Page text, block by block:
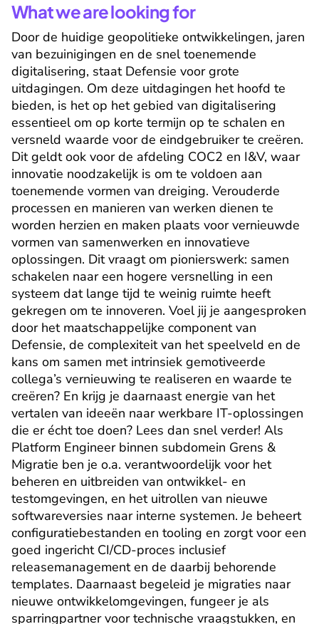
What we are looking for
Door de huidige geopolitieke ontwikkelingen, jaren
van bezuinigingen en de snel toenemende
digitalisering, staat Defensie voor grote
uitdagingen. Om deze uitdagingen het hoofd te
bieden, is het op het gebied van digitalisering
essentieel om op korte termijn op te schalen en
versneld waarde voor de eindgebruiker te creëren.
Dit geldt ook voor de afdeling COC2 en I&V, waar
innovatie noodzakelijk is om te voldoen aan
toenemende vormen van dreiging. Verouderde
processen en manieren van werken dienen te
worden herzien en maken plaats voor vernieuwde
vormen van samenwerken en innovatieve
oplossingen. Dit vraagt om pionierswerk: samen
schakelen naar een hogere versnelling in een
systeem dat lange tijd te weinig ruimte heeft
gekregen om te innoveren. Voel jij je aangesproken
door het maatschappelijke component van
Defensie, de complexiteit van het speelveld en de
kans om samen met intrinsiek gemotiveerde
collega’s vernieuwing te realiseren en waarde te
creëren? En krijg je daarnaast energie van het
vertalen van ideeën naar werkbare IT-oplossingen
die er écht toe doen? Lees dan snel verder! Als
Platform Engineer binnen subdomein Grens &
Migratie ben je o.a. verantwoordelijk voor het
beheren en uitbreiden van ontwikkel- en
testomgevingen, en het uitrollen van nieuwe
softwareversies naar interne systemen. Je beheert
configuratiebestanden en tooling en zorgt voor een
goed ingericht CI/CD-proces inclusief
releasemanagement en de daarbij behorende
templates. Daarnaast begeleid je migraties naar
nieuwe ontwikkelomgevingen, fungeer je als
sparringpartner voor technische vraagstukken, en